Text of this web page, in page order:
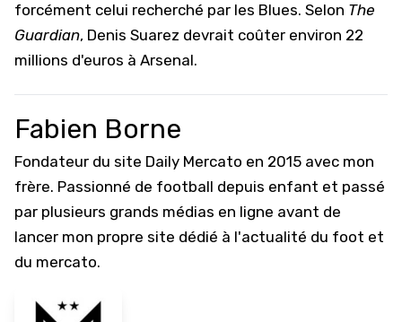
forcément celui recherché par les Blues. Selon The
Guardian, Denis Suarez devrait coûter environ 22
millions d'euros à Arsenal.
Fabien Borne
Fondateur du site Daily Mercato en 2015 avec mon
frère. Passionné de football depuis enfant et passé
par plusieurs grands médias en ligne avant de
lancer mon propre site dédié à l'actualité du foot et
du mercato.